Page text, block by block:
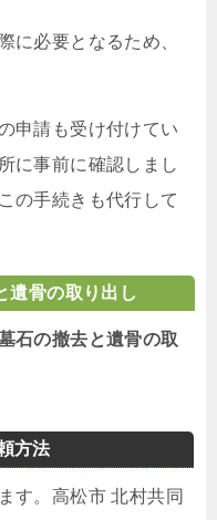
に必要となるため、
申請も受け付けてい
に事前に確認しまし
の手続きも代行して
遺骨の取り出し
石の撤去と遺骨の取
方法
す。高松市 北村共同